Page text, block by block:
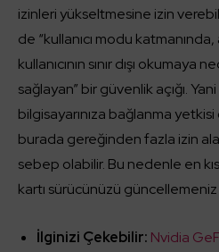
izinleri yükseltmesine izin
de “kullanıcı modu katmanında,
kullanıcının sınır dışı okumaya
sağlayan” bir güvenlik açığı.
bilgisayarınıza bağlanma
burada gereğinden fazla izin
sebep olabilir. Bu nedenle en
kartı sürücünüzü
İlginizi Çekebilir: Nvidia